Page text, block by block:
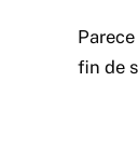
fin de